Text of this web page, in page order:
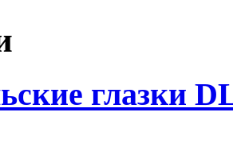
глазки